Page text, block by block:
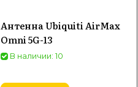
Антенна Ubiquiti AirMax
Omni 5G-13
В наличии: 10